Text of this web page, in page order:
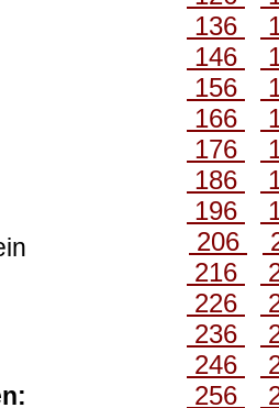
136
146
156
166
176
186
196
206
216
226
236
246
256